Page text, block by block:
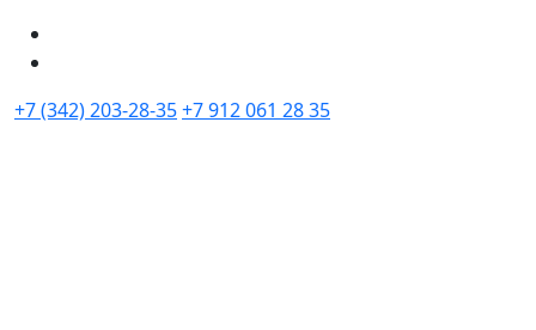
+7 (342) 203-28-35+7 912 061 28 35